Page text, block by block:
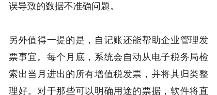
误导致的数据不准确问题。
另外值得一提的是，自记账还能帮助企业管理发
票事宜。每个月底，系统会自动从电子税务局检
索出当月进出的所有增值税发票，并将其归类整
理好。对于那些可以明确用途的票据，软件将直